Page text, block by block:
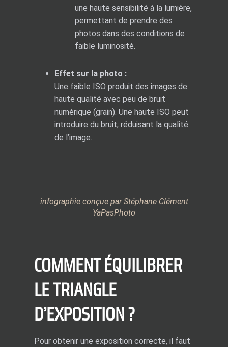
une haute sensibilité à la lumière,
permettant de prendre des
photos dans des conditions de
faible luminosité.
Effet sur la photo :
Une faible ISO produit des images de
haute qualité avec peu de bruit
numérique (grain). Une haute ISO peut
introduire du bruit, réduisant la qualité
de l’image.
infographie conçue par Stéphane Clément
YaPasPhoto
COMMENT ÉQUILIBRER
LE TRIANGLE
D’EXPOSITION ?
Pour obtenir une exposition correcte, il faut